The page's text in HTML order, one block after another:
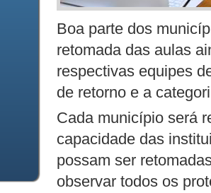
Boa parte dos
retomada das aulas
respectivas equipes
de retorno e a
Cada município será
capacidade das
possam ser
observar todos os